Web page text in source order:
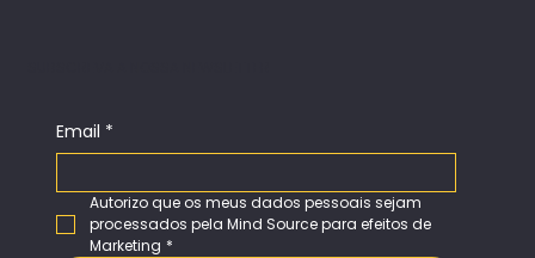
Email *
Autorizo que os meus dados pessoais sejam
processados pela Mind Source para efeitos de
Marketing *